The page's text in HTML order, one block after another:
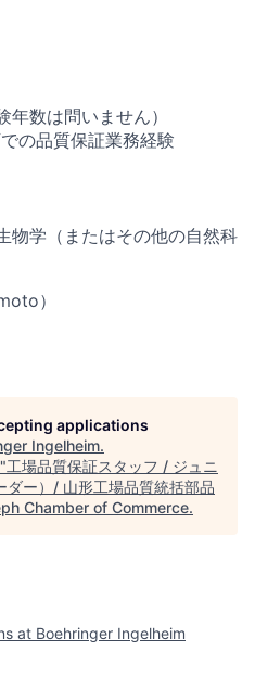
数は問いません）
の品質保証業務経験
物学（またはその他の自然科
）
applications
Ingelheim.
工場品質保証スタッフ / ジュニ
ダー）/ 山形工場品質統括部品
Chamber of Commerce.
at Boehringer Ingelheim